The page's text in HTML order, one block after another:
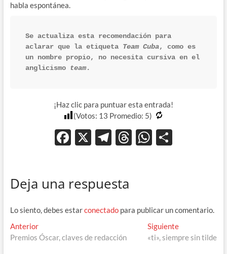
habla espontánea.
Se actualiza esta recomendación para
aclarar que la etiqueta Team Cuba, como es
un nombre propio, no necesita cursiva en el
anglicismo team.
¡Haz clic para puntuar esta entrada!
(Votos: 13 Promedio: 5)
F
b
o
k
X T
gr
m
T
ds
W
p
p
ti
r
Deja una respuesta
Lo siento, debes estarconectadopara publicar un comentario.
Navegación
de
AnteriorEntrada
anterior:
Premios Óscar, claves de redacción
SiguienteEntrada
siguiente:
«ti», siempre sin tilde